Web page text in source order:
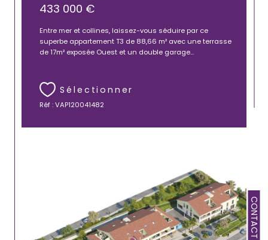
CONTACT
433 000 €
Entre mer et collines, laissez-vous séduire par ce
superbe appartement T3 de 88,66 m² avec une terrasse
de 17m² exposée Ouest et un double garage...
Sélectionner
Réf : VAP120041482